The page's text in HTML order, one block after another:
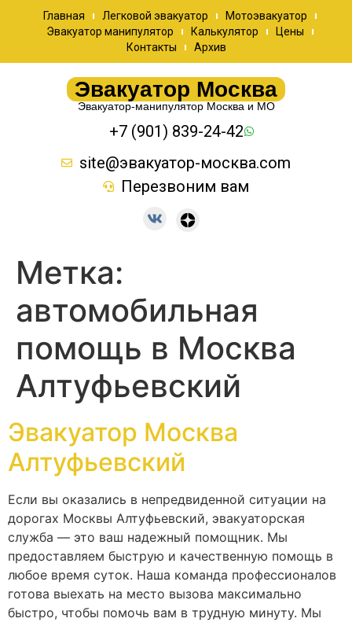
Главная Легковой эвакуатор
Мотоэвакуатор
Эвакуатор манипулятор
Калькулятор
Цены
Контакты
Архив
Эвакуатор Москва
Эвакуатор-манипулятор Москва и МО
+7 (901) 839-24-42
site@эвакуатор-москва.com
Перезвоним вам
Метка:
автомобильная
помощь в Москва
Алтуфьевский
Эвакуатор Москва
Алтуфьевский
Если вы оказались в непредвиденной ситуации на
дорогах Москвы Алтуфьевский, эвакуаторская
служба — это ваш надежный помощник. Мы
предоставляем быструю и качественную помощь в
любое время суток. Наша команда профессионалов
готова выехать на место вызова максимально
быстро, чтобы помочь вам в трудную минуту. Мы